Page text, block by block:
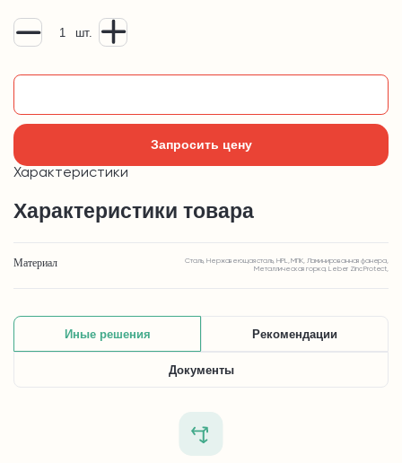
шт.
Запросить цену
Характеристики
Характеристики товара
Материал
Сталь, Нержавеющая сталь, HPL, МПК, Ламинированная фанера,
Металлическая горка, Leber Zinc Protect,
Иные решения Рекомендации
Документы